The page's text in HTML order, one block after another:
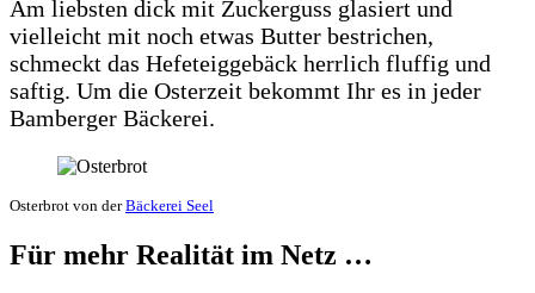
Am liebsten dick mit Zuckerguss glasiert und
vielleicht mit noch etwas Butter bestrichen,
schmeckt das Hefeteiggebäck herrlich fluffig und
saftig. Um die Osterzeit bekommt Ihr es in jeder
Bamberger Bäckerei.
Osterbrot von derBäckerei Seel
Für mehr Realität im Netz …